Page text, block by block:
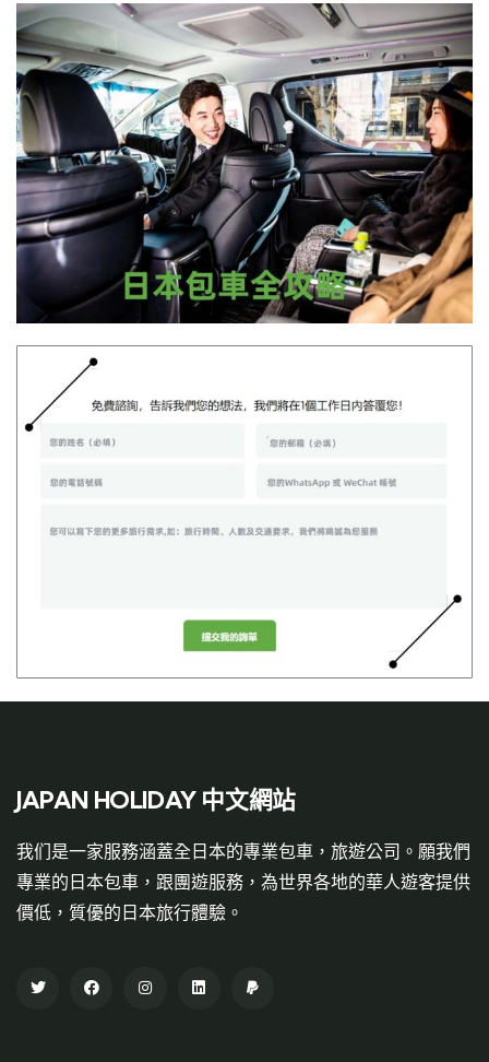
JAPAN HOLIDAY 中文網站
我们是一家服務涵蓋全日本的專業包車，旅遊公司。願我們
專業的日本包車，跟團遊服務，為世界各地的華人遊客提供
價低，質優的日本旅行體驗。